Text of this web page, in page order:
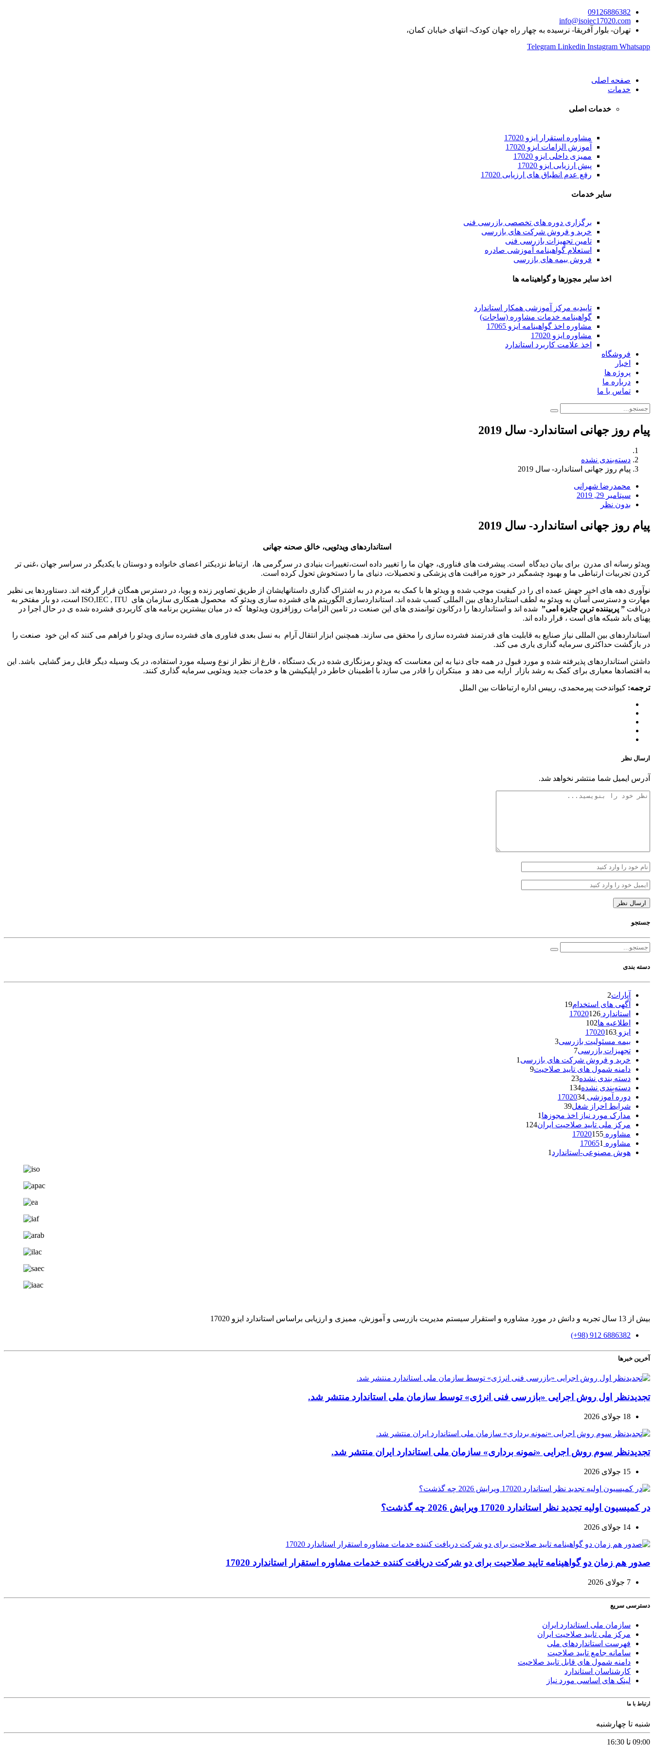
09126886382
info@isoiec17020.com
تهران- بلوار آفریقا- نرسیده به چهار راه جهان کودک- انتهای خیابان کمان،
Telegram Linkedin Instagram Whatsapp
صفحه اصلی
خدمات
خدمات اصلی
مشاوره استقرار ایزو 17020
آموزش الزامات ایزو 17020
ممیزی داخلی ایزو 17020
پیش ارزیابی ایزو 17020
رفع عدم انطباق های ارزیابی 17020
سایر خدمات
برگزاری دوره های تخصصی بازرسی فنی
خرید و فروش شرکت های بازرسی
تامین تجهیزات بازرسی فنی
استعلام گواهینامه آموزشی صادره
فروش بیمه های بازرسی
اخذ سایر مجوزها و گواهینامه ها
تاییدیه مرکز آموزشی همکار استاندارد
گواهینامه خدمات مشاوره (ساجات)
مشاوره اخذ گواهینامه ایزو 17065
مشاوره ایزو 17020
اخذ علامت کاربرد استاندارد
فروشگاه
اخبار
پروژه ها
درباره ما
تماس با ما
پیام روز جهانی استاندارد- سال 2019
دسته‌بندی نشده
پیام روز جهانی استاندارد- سال 2019
محمدرضا شهرانی
سپتامبر 29, 2019
بدون نظر
پیام روز جهانی استاندارد- سال 2019
استانداردهای ویدئویی، خالق صحنه جهانی
ویدئو رسانه ای مدرن برای بیان دیدگاه است. پیشرفت های فناوری، جهان ما را تغییر داده است،تغییرات بنیادی در سرگرمی ها، ارتباط نزدیکتر اعضای خانواده و دوستان با یکدیگر در سراسر جهان ،غنی تر
کردن تجربیات ارتباطی ما و بهبود چشمگیر در حوزه مراقبت های پزشکی و تحصیلات، دنیای ما را دستخوش تحول کرده است.
نوآوری دهه های اخیر جهش عمده ای را در کیفیت موجب شده و ویدئو ها با کمک به مردم در به اشتراک گذاری داستانهایشان از طریق تصاویر زنده و پویا، در دسترس همگان قرار گرفته اند. دستاوردها یی نظیر
مهارت و دسترسی آسان به ویدئو به لطف استانداردهای بین المللی کسب شده اند. استانداردسازی الگوریتم های فشرده سازی ویدئو که محصول همکاری سازمان های ISO,IEC , ITU است، دو بار مفتخر به
دریافت ” پربیننده ترین جایزه امی” شده اند و استانداردها را درکانون توانمندی های این صنعت در تامین الزامات روزافزون ویدئوها که در میان بیشترین برنامه های کاربردی فشرده شده ی در حال اجرا در
پهنای باند شبکه های است ، قرار داده اند.
استانداردهای بین المللی نیاز صنایع به قابلیت های قدرتمند فشرده سازی را محقق می سازند. همچنین ابزار انتقال آرام به نسل بعدی فناوری های فشرده سازی ویدئو را فراهم می کنند که این خود صنعت را
در بازگشت حداکثری سرمایه گذاری یاری می کند.
داشتن استانداردهای پذیرفته شده و مورد قبول در همه جای دنیا به این معناست که ویدئو رمزنگاری شده در یک دستگاه ، فارغ از نظر از نوع وسیله مورد استفاده، در یک وسیله دیگر قابل رمز گشایی باشد. این
به اقتصادها معیاری برای کمک به رشد بازار ارایه می دهد و مبتکران را قادر می سازد با اطمینان خاطر در اپلیکیشن ها و خدمات جدید ویدئویی سرمایه گذاری کنند.
ترجمه: کیواندخت پیرمحمدی، رییس اداره ارتباطات بین الملل
ارسال نظر
آدرس ایمیل شما منتشر نخواهد شد.
جستجو
دسته بندی
آپارات2
آگهی های استخدام19
استاندارد 17020 126
اطلاعیه ها102
ایزو 17020 163
بیمه مسئولیت بازرسی3
تجهیزات بازرسی7
خرید و فروش شرکت های بازرسی 1
دامنه شمول های تایید صلاحیت9
دسته بندی نشده23
دسته‌بندی نشده134
دوره آموزشی 17020 34
شرایط احراز شغل39
مدارک مورد نیاز اخذ مجوزها 1
مرکز ملی تایید صلاحیت ایران124
مشاوره 17020 155
مشاوره 17065 1
هوش مصنوعی-استاندارد 1
بیش از 13 سال تجربه و دانش در مورد مشاوره و استقرار سیستم مدیریت بازرسی و آموزش، ممیزی و ارزیابی براساس استاندارد ایزو 17020
6886382 912 (98+)
آخرین خبرها
تجدیدنظر اول روش اجرایی «بازرسی فنی انرژی» توسط سازمان ملی استاندارد منتشر شد.
18 جولای 2026
تجدیدنظر سوم روش اجرایی «نمونه برداری» سازمان ملی استاندارد ایران منتشر شد.
15 جولای 2026
در کمیسیون اولیه تجدید نظر استاندارد 17020 ویرایش 2026 چه گذشت؟
14 جولای 2026
صدور هم زمان دو گواهینامه تایید صلاحیت برای دو شرکت دریافت کننده خدمات مشاوره استقرار استاندارد 17020
7 جولای 2026
دسترسی سریع
سازمان ملی استاندارد ایران
مرکز ملی تایید صلاحیت ایران
فهرست استانداردهای ملی
سامانه جامع تایید صلاحیت
دامنه شمول های قابل تایید صلاحیت
کارشناسان استاندارد
لینک های اساسی مورد نیاز
ارتباط با ما
شنبه تا چهارشنبه
09:00 تا 16:30